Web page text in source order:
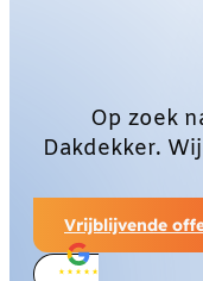
Op zoek
Dakdekker.
Vrijblijvende